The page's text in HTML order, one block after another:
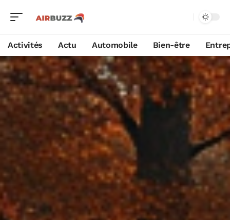
Activités Actu Automobile Bien-être